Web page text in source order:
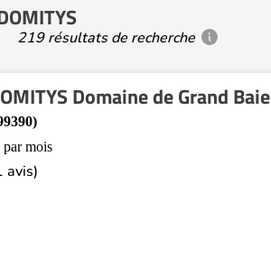
219 résultats de recherche
Domaine de Grand Baie
par mois
avis)